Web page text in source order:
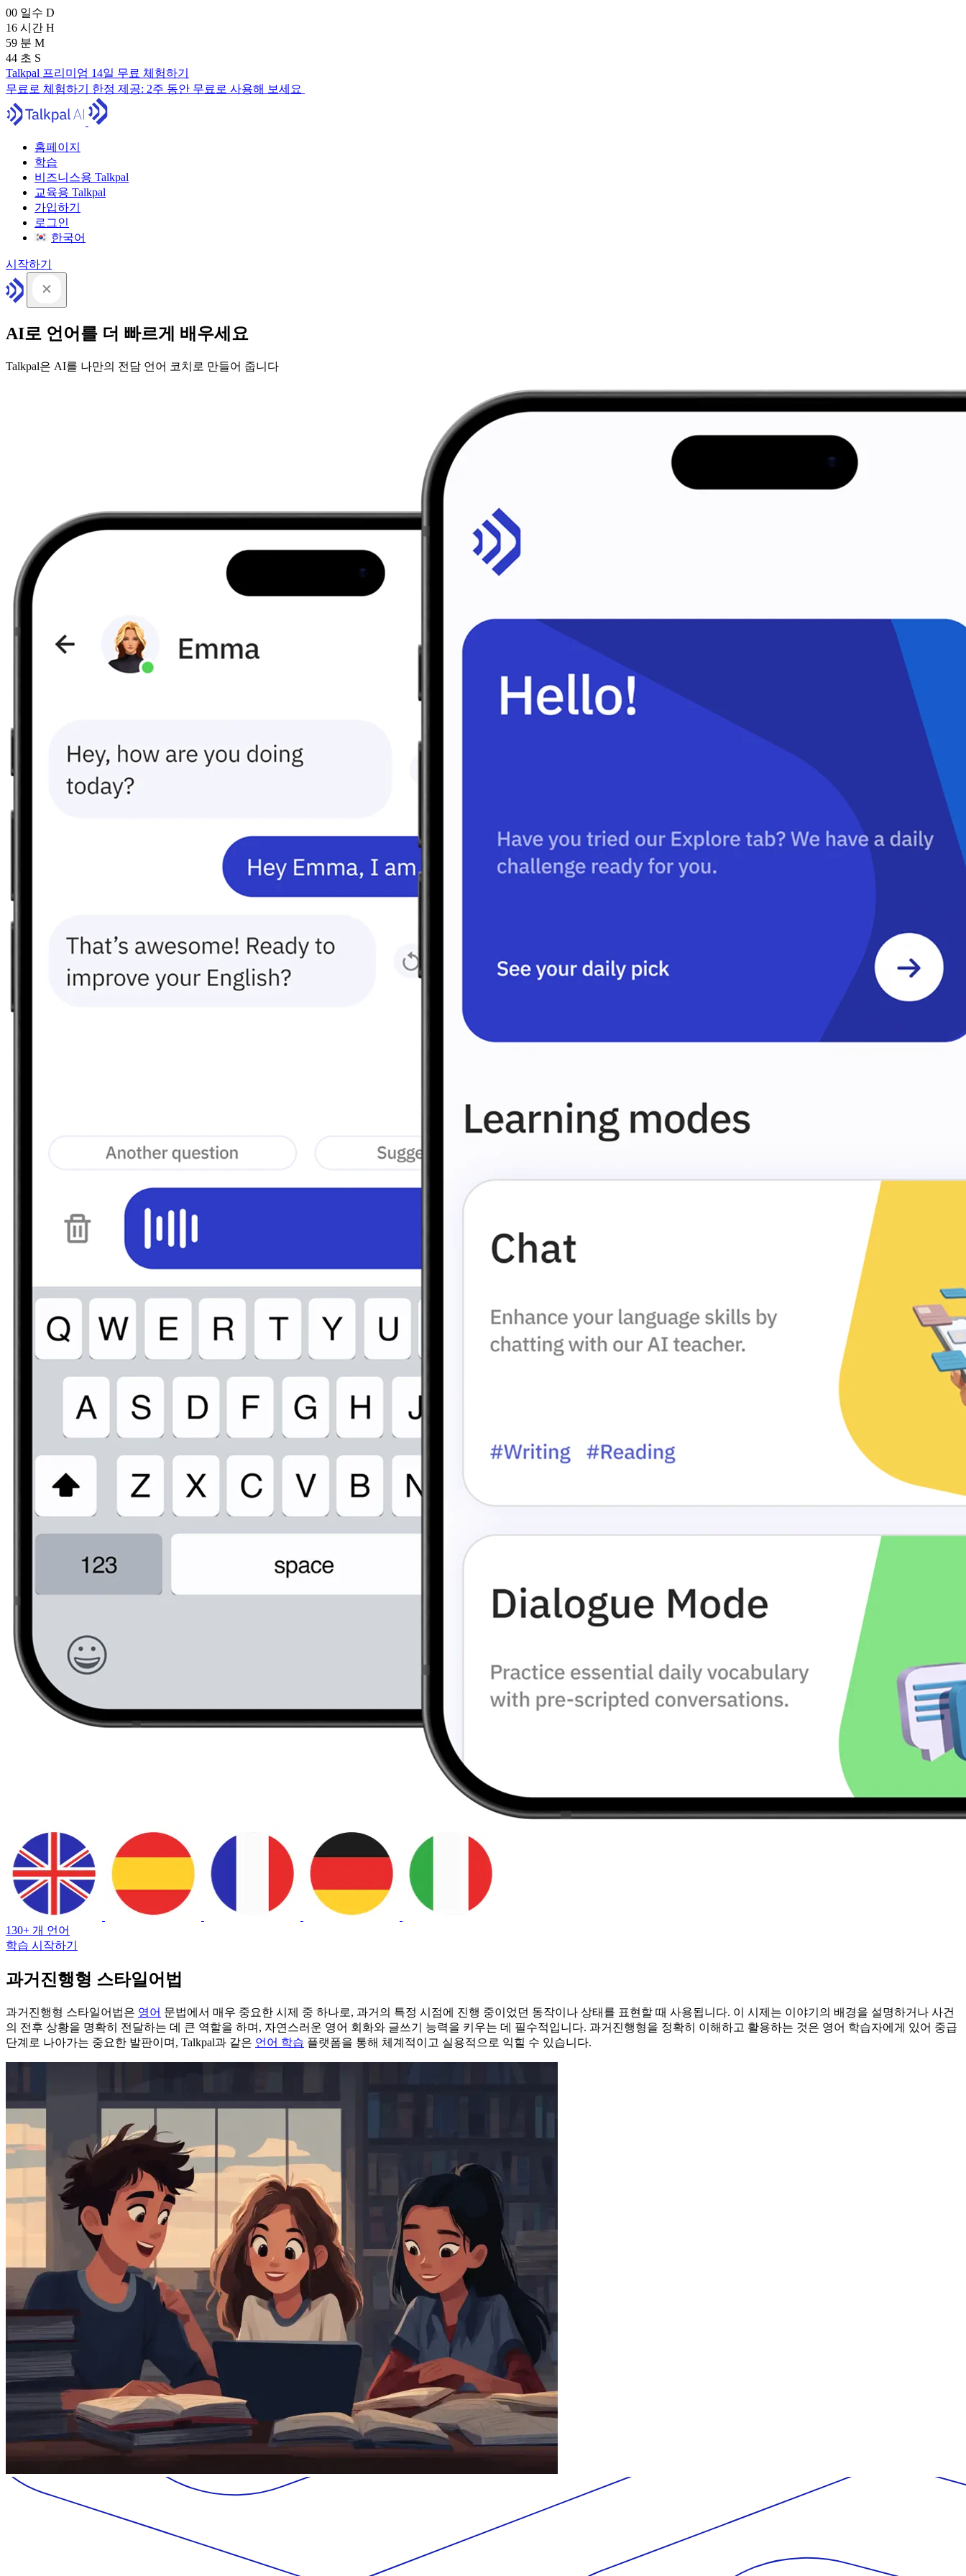
00 일수 D
16 시간 H
59 분 M
43 초 S
Talkpal 프리미엄 14일 무료 체험하기
무료로 체험하기 한정 제공: 2주 동안 무료로 사용해 보세요
홈페이지
학습
비즈니스용 Talkpal
교육용 Talkpal
가입하기
로그인
한국어
시작하기
AI로 언어를 더 빠르게 배우세요
Talkpal은 AI를 나만의 전담 언어 코치로 만들어 줍니다
130+ 개 언어
학습 시작하기
과거진행형 스타일어법
과거진행형 스타일어법은 영어 문법에서 매우 중요한 시제 중 하나로, 과거의 특정 시점에 진행 중이었던 동작이나 상태를 표현할 때 사용됩니다. 이 시제는 이야기의 배경을 설명하거나 사건
의 전후 상황을 명확히 전달하는 데 큰 역할을 하며, 자연스러운 영어 회화와 글쓰기 능력을 키우는 데 필수적입니다. 과거진행형을 정확히 이해하고 활용하는 것은 영어 학습자에게 있어 중급
단계로 나아가는 중요한 발판이며, Talkpal과 같은 언어 학습 플랫폼을 통해 체계적이고 실용적으로 익힐 수 있습니다.